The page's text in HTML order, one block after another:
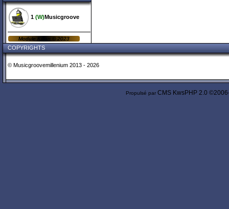
1 (W)Musicgroove
Module Kikan ©2023
COPYRIGHTS
© Musicgroovemillenium 2013 - 2026
Propulsé par CMS KwsPHP 2.0